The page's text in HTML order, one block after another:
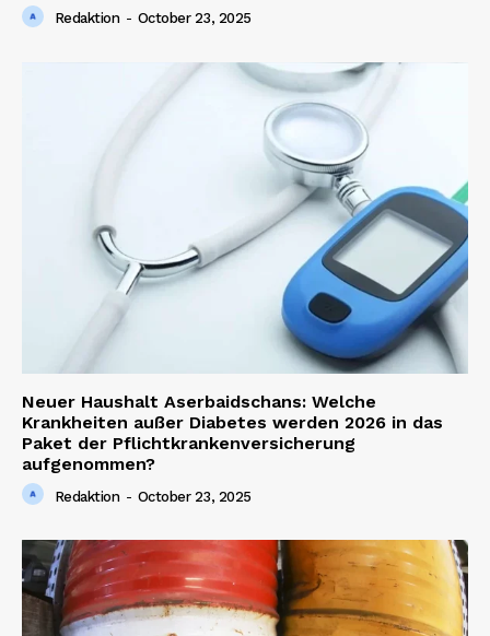
Redaktion - October 23, 2025
Neuer Haushalt Aserbaidschans: Welche
Krankheiten außer Diabetes werden 2026 in das
Paket der Pflichtkrankenversicherung
aufgenommen?
Redaktion - October 23, 2025